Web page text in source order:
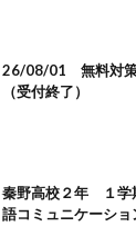
26/08/01 無料対策
（受付終了）
秦野高校２年 １
語コミュニケーショ